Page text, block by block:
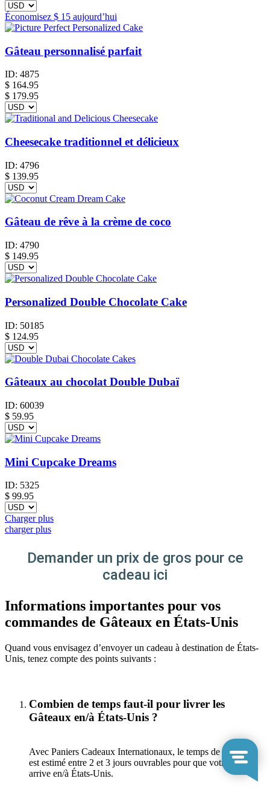
Économisez $ 15 aujourd’hui
Gâteau personnalisé parfait
ID: 4875
$ 164.95
$ 179.95
Cheesecake traditionnel et délicieux
ID: 4796
$ 139.95
Gâteau de rêve à la crème de coco
ID: 4790
$ 149.95
Personalized Double Chocolate Cake
ID: 50185
$ 124.95
Gâteaux au chocolat Double Dubaï
ID: 60039
$ 59.95
Mini Cupcake Dreams
ID: 5325
$ 99.95
Charger plus
charger plus
Demander un prix de gros pour ce
cadeau ici
Informations importantes pour vos
commandes de Gâteaux en États-Unis
Quand vous envisagez d’envoyer un cadeau à destination de États-
Unis, tenez compte des points suivants :
Combien de temps faut-il pour livrer les
Gâteaux en/à États-Unis ?
Avec Paniers Cadeaux Internationaux, le temps de livraison
est estimé entre 2 et 3 jours ouvrables pour que votre cadeau
arrive en/à États-Unis.